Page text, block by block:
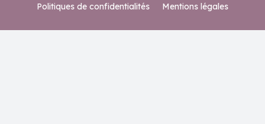
Politiques de confidentialités Mentions légales